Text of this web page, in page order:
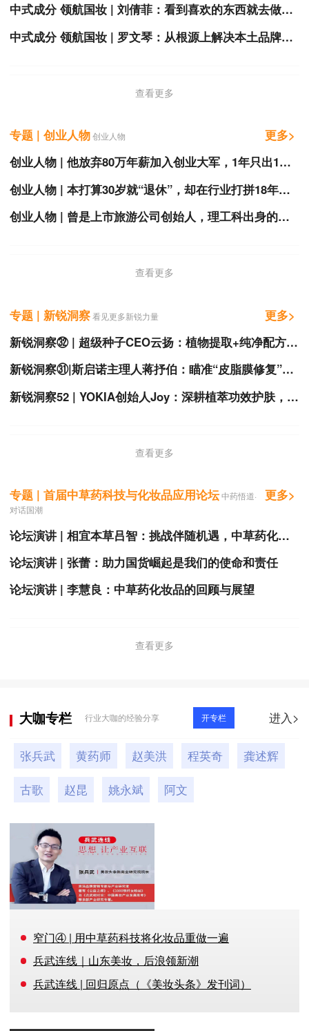
中式成分 领航国妆 | 刘倩菲：看到喜欢的东西就去做，不管黎明在未来哪一年出现
中式成分 领航国妆 | 罗文琴：从根源上解决本土品牌竞争力，在供应链和原料方增强竞争力
查看更多
专题 | 创业人物创业人物
更多>
创业人物 | 他放弃80万年薪加入创业大军，1年只出1款产品，终打爆去黑头品类
创业人物 | 本打算30岁就“退休”，却在行业打拼18年， 这个80后总能发现别人看不到的商机
创业人物 | 曾是上市旅游公司创始人，理工科出身的他投身化妆品，做中国高端品牌已获得两轮投资
查看更多
专题 | 新锐洞察看见更多新锐力量
更多>
新锐洞察㉜ | 超级种子CEO云扬：植物提取+纯净配方=品牌
新锐洞察㉛|斯启诺主理人蒋抒伯：瞄准“皮脂膜修复”赛道
新锐洞察52 | YOKIA创始人Joy：深耕植萃功效护肤，传递可持续之美
查看更多
专题 | 首届中草药科技与化妆品应用论坛中药悟道·
对话国潮
更多>
论坛演讲 | 相宜本草吕智：挑战伴随机遇，中草药化妆品定能开辟一条独特的道路
论坛演讲 | 张蕾：助力国货崛起是我们的使命和责任
论坛演讲 | 李慧良：中草药化妆品的回顾与展望
查看更多
大咖专栏 行业大咖的经验分享 开专栏 进入>
张兵武 黄药师 赵美洪 程英奇 龚述辉
古歌 赵昆 姚永斌 阿文
窄门④ | 用中草药科技将化妆品重做一遍
兵武连线｜山东美妆，后浪领新潮
兵武连线 | 回归原点（《美妆头条》发刊词）